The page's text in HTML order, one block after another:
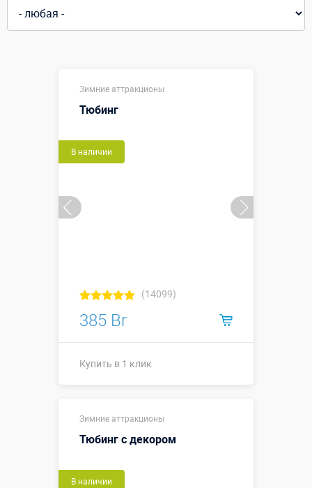
Зимние аттракционы
Тюбинг
В наличии
(14099)
385 Br
Купить в 1 клик
Зимние аттракционы
Тюбинг с декором
В наличии